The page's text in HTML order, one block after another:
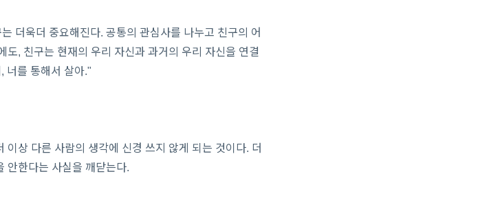
더욱더 중요해진다. 공통의 관심사를 나누고 친구의 어
도, 친구는 현재의 우리 자신과 과거의 우리 자신을 연결
너를 통해서 살아."
상 다른 사람의 생각에 신경 쓰지 않게 되는 것이다. 더
안한다는 사실을 깨닫는다.